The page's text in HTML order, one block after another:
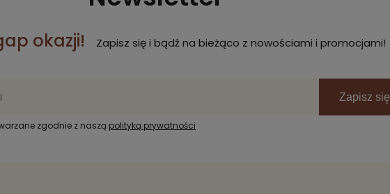
okazji! Zapisz się i bądź na bieżąco z nowościami i promocjami!
Zapisz się
zgodnie z naszą polityką prywatności